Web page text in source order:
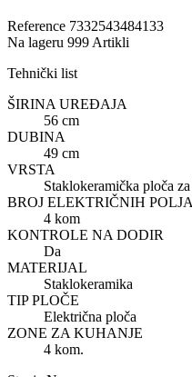
Reference 7332543484133
Na lageru 999 Artikli
Tehnički list
ŠIRINA UREĐAJA
56 cm
DUBINA
49 cm
VRSTA
Staklokeramička ploča
BROJ ELEKTRIČNIH
4 kom
KONTROLE NA DODIR
Da
MATERIJAL
Staklokeramika
TIP PLOČE
Električna ploča
ZONE ZA KUHANJE
4 kom.